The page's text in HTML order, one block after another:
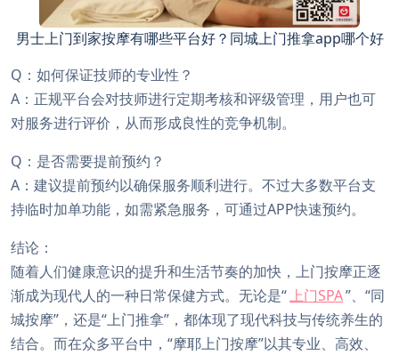
男士上门到家按摩有哪些平台好？同城上门推拿app哪个好
Q：如何保证技师的专业性？
A：正规平台会对技师进行定期考核和评级管理，用户也可
对服务进行评价，从而形成良性的竞争机制。
Q：是否需要提前预约？
A：建议提前预约以确保服务顺利进行。不过大多数平台支
持临时加单功能，如需紧急服务，可通过APP快速预约。
结论：
随着人们健康意识的提升和生活节奏的加快，上门按摩正逐
渐成为现代人的一种日常保健方式。无论是“上门SPA”、“同
城按摩”，还是“上门推拿”，都体现了现代科技与传统养生的
结合。而在众多平台中，“摩耶上门按摩”以其专业、高效、